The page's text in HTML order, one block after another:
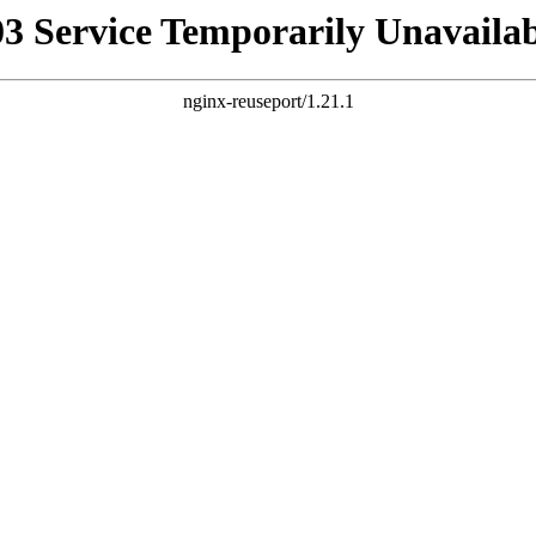
Service Temporarily
nginx-reuseport/1.21.1